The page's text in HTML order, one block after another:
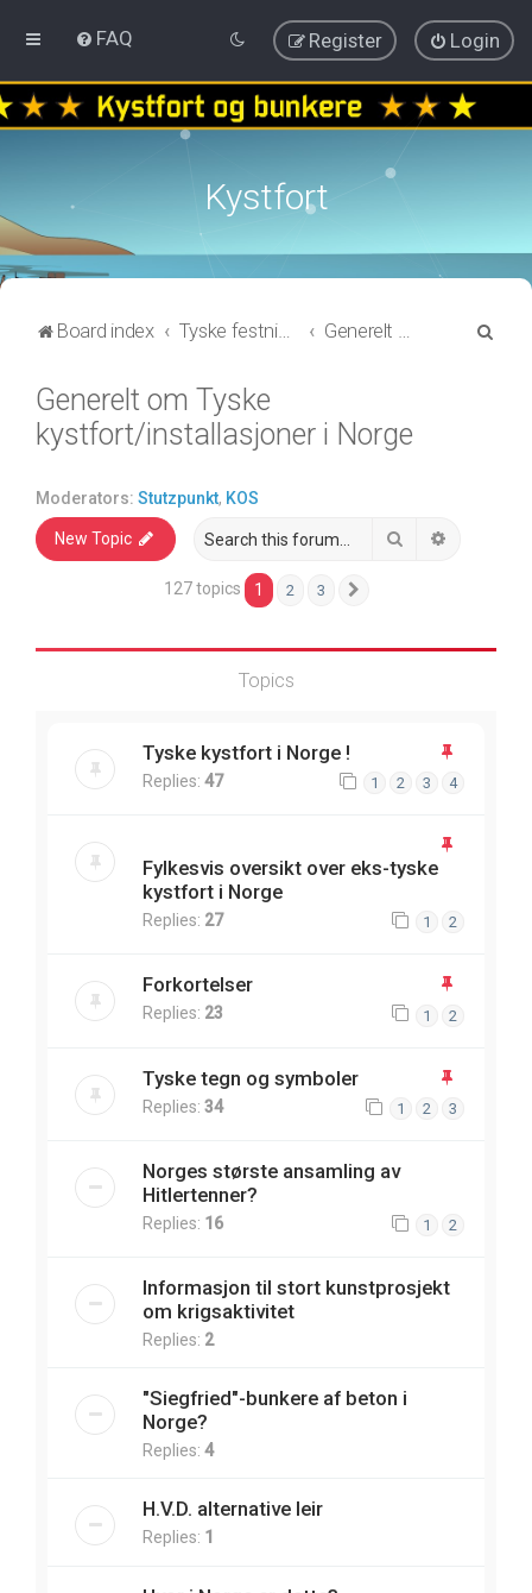
FAQ Login
Register
Kystfort
Board index Tyske festningsanlegg fra nord til sør-Norge Generelt om Tyske kystfort/installasjoner i Norge
Generelt om Tyske
kystfort/installasjoner i Norge
Moderators: Stutzpunkt, KOS
New Topic Search
127 topics 1 2 3
Topics
Tyske kystfort i Norge !
Replies: 47 1 2 3 4
Fylkesvis oversikt over eks-tyske
kystfort i Norge
Replies: 27 1 2
Forkortelser
Replies: 23 1 2
Tyske tegn og symboler
Replies: 34 1 2 3
Norges største ansamling av
Hitlertenner?
Replies: 16 1 2
Informasjon til stort kunstprosjekt
om krigsaktivitet
Replies: 2
"Siegfried"-bunkere af beton i
Norge?
Replies: 4
H.V.D. alternative leir
Replies: 1